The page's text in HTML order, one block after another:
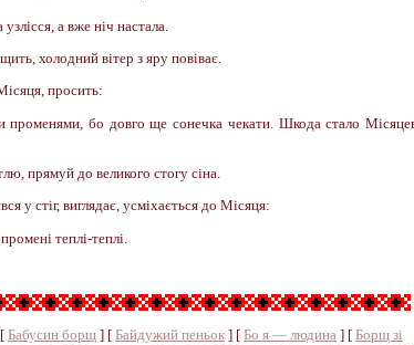
а вже ніч настала.
холодний вітер з яру повіває.
просить:
бо довго ще сонечка чекати. Шкода стало
прямуй до великого стогу сіна.
у стіг, виглядає, усміхається до Місяця:
теплі-теплі.
Бабусин борщ ] [ Байдужий пеньок ] [ Бо я — людина ] [ Борщ зі